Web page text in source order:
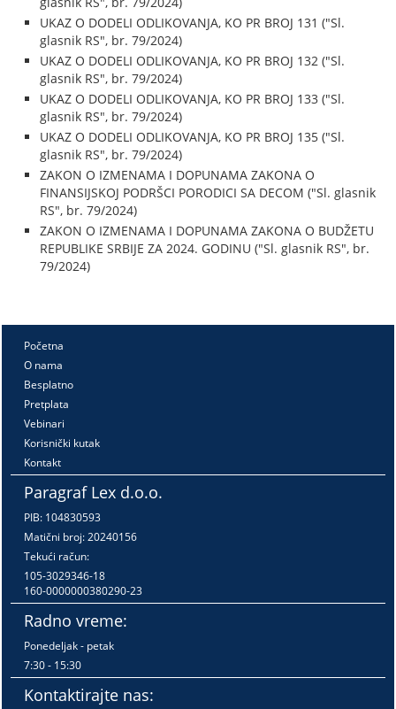
UKAZ O DODELI ODLIKOVANJA, KO PR BROJ 131 ("Sl.
glasnik RS", br. 79/2024)
UKAZ O DODELI ODLIKOVANJA, KO PR BROJ 132 ("Sl.
glasnik RS", br. 79/2024)
UKAZ O DODELI ODLIKOVANJA, KO PR BROJ 133 ("Sl.
glasnik RS", br. 79/2024)
UKAZ O DODELI ODLIKOVANJA, KO PR BROJ 135 ("Sl.
glasnik RS", br. 79/2024)
ZAKON O IZMENAMA I DOPUNAMA ZAKONA O
FINANSIJSKOJ PODRŠCI PORODICI SA DECOM ("Sl. glasnik
RS", br. 79/2024)
ZAKON O IZMENAMA I DOPUNAMA ZAKONA O BUDŽETU
REPUBLIKE SRBIJE ZA 2024. GODINU ("Sl. glasnik RS", br.
79/2024)
Početna
O nama
Besplatno
Pretplata
Vebinari
Korisnički kutak
Kontakt
Paragraf Lex d.o.o.
PIB: 104830593
Matični broj: 20240156
Tekući račun:
105-3029346-18
160-0000000380290-23
Radno vreme:
Ponedeljak - petak
7:30 - 15:30
Kontaktirajte nas: